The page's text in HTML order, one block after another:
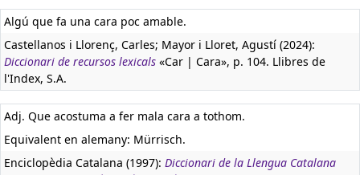
Algú que fa una cara poc amable.
Castellanos i Llorenç, Carles; Mayor i Lloret, Agustí (2024):
Diccionari de recursos lexicals «Car | Cara», p. 104. Llibres de
l'Index, S.A.
Adj. Que acostuma a fer mala cara a tothom.
Equivalent en alemany: Mürrisch.
Enciclopèdia Catalana (1997): Diccionari de la Llengua Catalana